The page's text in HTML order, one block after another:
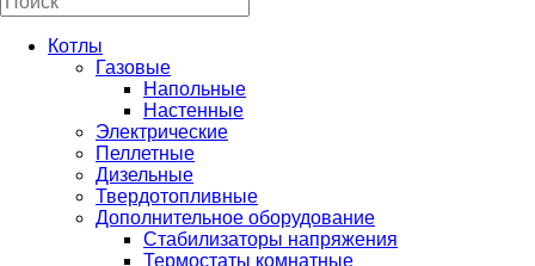
Котлы
Газовые
Напольные
Настенные
Электрические
Пеллетные
Дизельные
Твердотопливные
Дополнительное оборудование
Стабилизаторы напряжения
Термостаты комнатные